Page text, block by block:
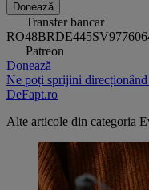
Donează
Transfer bancar
Patreon
Donează
Ne poți sprijini
DeFapt.ro
Alte articole din categoria